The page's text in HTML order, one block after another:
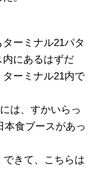
ーミナル21パタ
にあるはずだ
ーミナル21内で
は、すかいらっ
本食ブースがあっ
きて、こちらは